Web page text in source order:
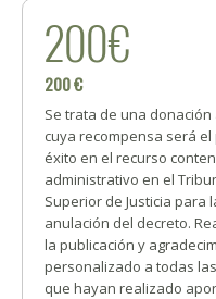
200€
200 €
Se trata de una
cuya recompensa será el
éxito en el recurso
administrativo en el
Superior de Justicia para
anulación del decreto.
la publicación y
personalizado a todas
que hayan realizado